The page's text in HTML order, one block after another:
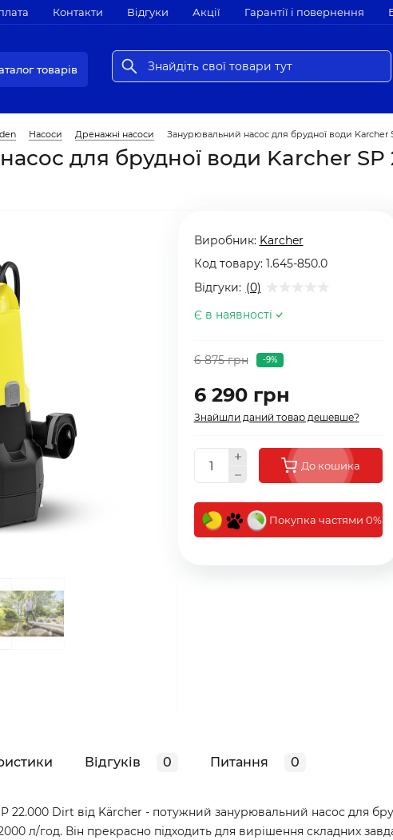
Контакти Відгуки Акції Гарантії і повернення
товарів
Насоси Дренажні насоси Занурювальний насос для брудної води Karcher
для брудної води Karcher SP
Виробник: Karcher
Код товару: 1.645-850.0
Відгуки: (0)
Є в наявності
6 875 грн -9%
6 290 грн
Знайшли даний товар дешевше?
До кошика
Покупка частями 0%
Відгуків 0 Питання 0
22.000 Dirt від Kärcher - потужний занурювальний насос для
л/год. Він прекрасно підходить для вирішення складних